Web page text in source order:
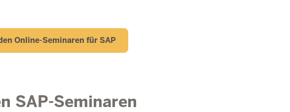
Online-Seminaren für SAP
SAP-Seminaren